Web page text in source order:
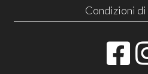
Condizioni